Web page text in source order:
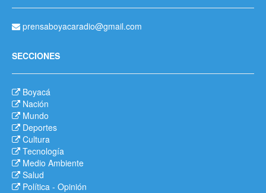
prensaboyacaradio@gmail.com
SECCIONES
Boyacá
Nación
Mundo
Deportes
Cultura
Tecnología
Medio Ambiente
Salud
Política - Opinión